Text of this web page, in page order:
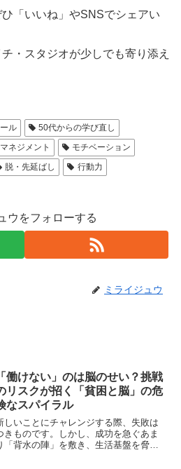
「いいね」やSNSでシェアい
・スタジオが少しでも寄り添え
ル
50代からの学び直し
ネジメント
モチベーション
脱・先延ばし
行動力
ウをフォローする
ミライジュウ
「働けない」のは脳のせい？挑戦
リスクが招く「貧困と脳」の危
なスパイラル
しいことにチャレンジする際、失敗は
きものです。しかし、成功を急ぐあま
「背水の陣」を敷き、生活基盤を脅か